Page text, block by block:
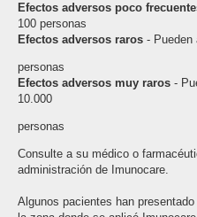
Efectos adversos poco
100 personas
Efectos adversos raros - Pueden
personas
Efectos adversos muy raros -
10.000
personas
Consulte a su médico o
administración de Imunocare.
Algunos pacientes han